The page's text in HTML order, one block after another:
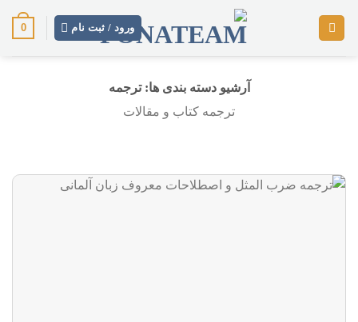
ورود / ثبت نام 0
آرشیو دسته بندی ها:ترجمه
ترجمه کتاب و مقالات